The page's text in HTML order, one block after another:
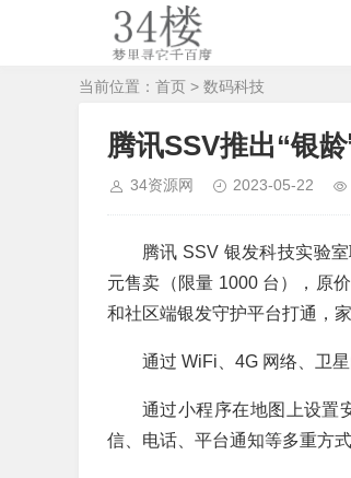
当前位置： 首页 > 数码科技
腾讯SSV推出“银
34资源网 2023-05-22
腾讯 SSV 银发科技实验
元售卖（限量 1000 台），原
和社区端银发守护平台打通，
通过 WiFi、4G 网络、卫
通过小程序在地图上设置
信、电话、平台通知等多重方式